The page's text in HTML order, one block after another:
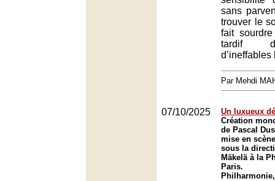
sans
trouver le
fait
tardif
d’ineffables
Par Mehdi
07/10/2025
Un luxueux
Création
de Pascal
mise en
sous la
Mäkelä à la
Paris.